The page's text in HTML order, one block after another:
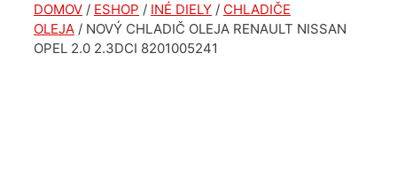
DOMOV / ESHOP / INÉ DIELY / CHLADIČE
OLEJA / NOVÝ CHLADIČ OLEJA RENAULT NISSAN
OPEL 2.0 2.3DCI 8201005241